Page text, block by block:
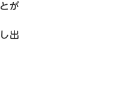
が
出